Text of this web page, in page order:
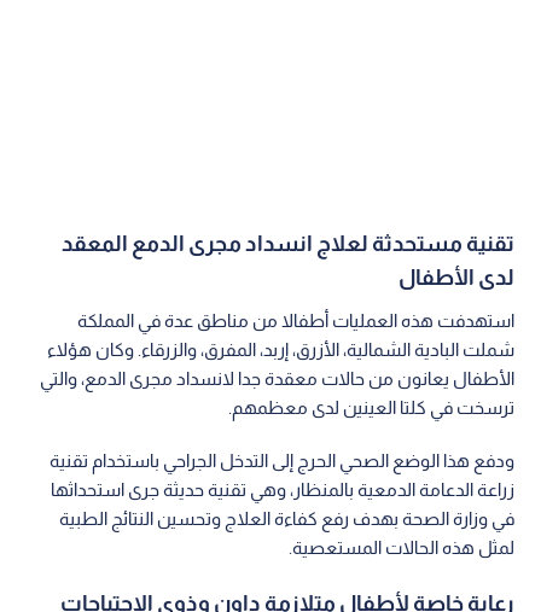
تقنية مستحدثة لعلاج انسداد مجرى الدمع المعقد
لدى الأطفال
استهدفت هذه العمليات أطفالا من مناطق عدة في المملكة
شملت البادية الشمالية، الأزرق، إربد، المفرق، والزرقاء. وكان هؤلاء
الأطفال يعانون من حالات معقدة جدا لانسداد مجرى الدمع، والتي
ترسخت في كلتا العينين لدى معظمهم.
ودفع هذا الوضع الصحي الحرج إلى التدخل الجراحي باستخدام تقنية
زراعة الدعامة الدمعية بالمنظار، وهي تقنية حديثة جرى استحداثها
في وزارة الصحة بهدف رفع كفاءة العلاج وتحسين النتائج الطبية
لمثل هذه الحالات المستعصية.
رعاية خاصة لأطفال متلازمة داون وذوي الاحتياجات